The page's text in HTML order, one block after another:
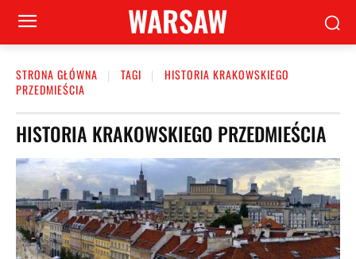
WARSAW
STRONA GŁÓWNA TAGI
HISTORIA KRAKOWSKIEGO
PRZEDMIEŚCIA
HISTORIA KRAKOWSKIEGO PRZEDMIEŚCIA